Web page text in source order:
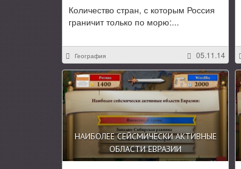
Количество стран, с которым Россия
граничит только по морю:...
География 05.11.14
НАИБОЛЕЕ СЕЙСМИЧЕСКИ АКТИВНЫЕ
ОБЛАСТИ ЕВРАЗИИ